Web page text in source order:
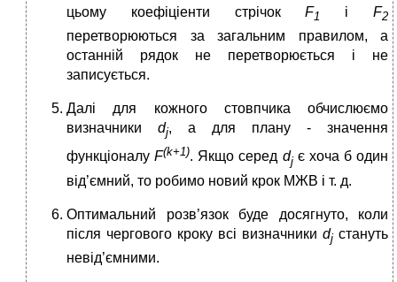
цьому коефіціенти стрічокF1 іF2
перетворюються за загальним правилом, а
останній рядок не перетворюється і не
записується.
Далі для кожного стовпчика обчислюємо
визначники
dj, а для плану - значення
функціоналуF(k+1). Якщо серед djє хоча б один
від’ємний, то робимо новий крок МЖВ і т. д.
Оптимальний розв’язок буде досягнуто, коли
після чергового кроку всі визначники dj стануть
невід’ємними.